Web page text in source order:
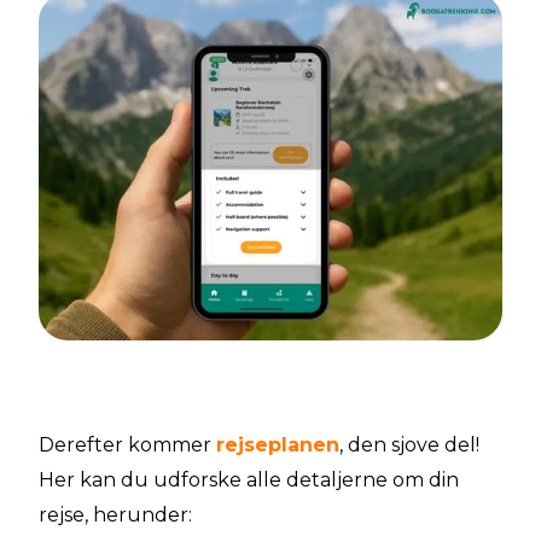
Derefter kommer rejseplanen, den sjove del!
Her kan du udforske alle detaljerne om din
rejse, herunder: